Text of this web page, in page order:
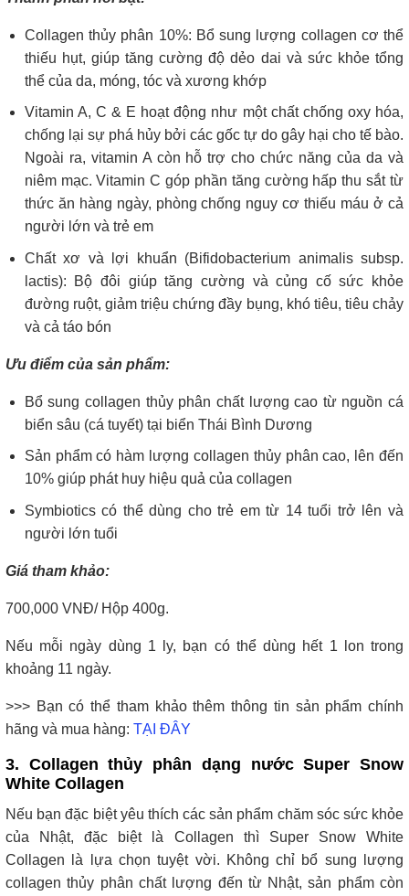
Collagen thủy phân 10%: Bổ sung lượng collagen cơ thể
thiếu hụt, giúp tăng cường độ dẻo dai và sức khỏe tổng
thể của da, móng, tóc và xương khớp
Vitamin A, C & E hoạt động như một chất chống oxy hóa,
chống lại sự phá hủy bởi các gốc tự do gây hại cho tế bào.
Ngoài ra, vitamin A còn hỗ trợ cho chức năng của da và
niêm mạc. Vitamin C góp phần tăng cường hấp thu sắt từ
thức ăn hàng ngày, phòng chống nguy cơ thiếu máu ở cả
người lớn và trẻ em
Chất xơ và lợi khuẩn (Bifidobacterium animalis subsp.
lactis): Bộ đôi giúp tăng cường và củng cố sức khỏe
đường ruột, giảm triệu chứng đầy bụng, khó tiêu, tiêu chảy
và cả táo bón
Ưu điểm của sản phẩm:
Bổ sung collagen thủy phân chất lượng cao từ nguồn cá
biển sâu (cá tuyết) tại biển Thái Bình Dương
Sản phẩm có hàm lượng collagen thủy phân cao, lên đến
10% giúp phát huy hiệu quả của collagen
Symbiotics có thể dùng cho trẻ em từ 14 tuổi trở lên và
người lớn tuổi
Giá tham khảo:
700,000 VNĐ/ Hộp 400g.
Nếu mỗi ngày dùng 1 ly, bạn có thể dùng hết 1 lon trong
khoảng 11 ngày.
>>> Bạn có thể tham khảo thêm thông tin sản phẩm chính
hãng và mua hàng: TẠI ĐÂY
3. Collagen thủy phân dạng nước Super Snow
White Collagen
Nếu bạn đặc biệt yêu thích các sản phẩm chăm sóc sức khỏe
của Nhật, đặc biệt là Collagen thì Super Snow White
Collagen là lựa chọn tuyệt vời. Không chỉ bổ sung lượng
collagen thủy phân chất lượng đến từ Nhật, sản phẩm còn